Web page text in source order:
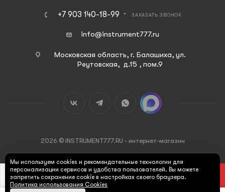
В КОРЗИНУ
+7 903 140-18-99 ЗАКАЗАТЬ ЗВОНОК
info@instrument777.ru
Московская область, г. Балашиха, ул.
Реутовская, д.15 , пом.9
2026 © INSTRUMENT777.RU - интернет-магазин
Мы используем cookies и рекомендательные технологии для
персонализации сервисов и удобства пользователей. Вы можете
запретить сохранение cookie в настройках своего браузера.
Политика использования Cookies